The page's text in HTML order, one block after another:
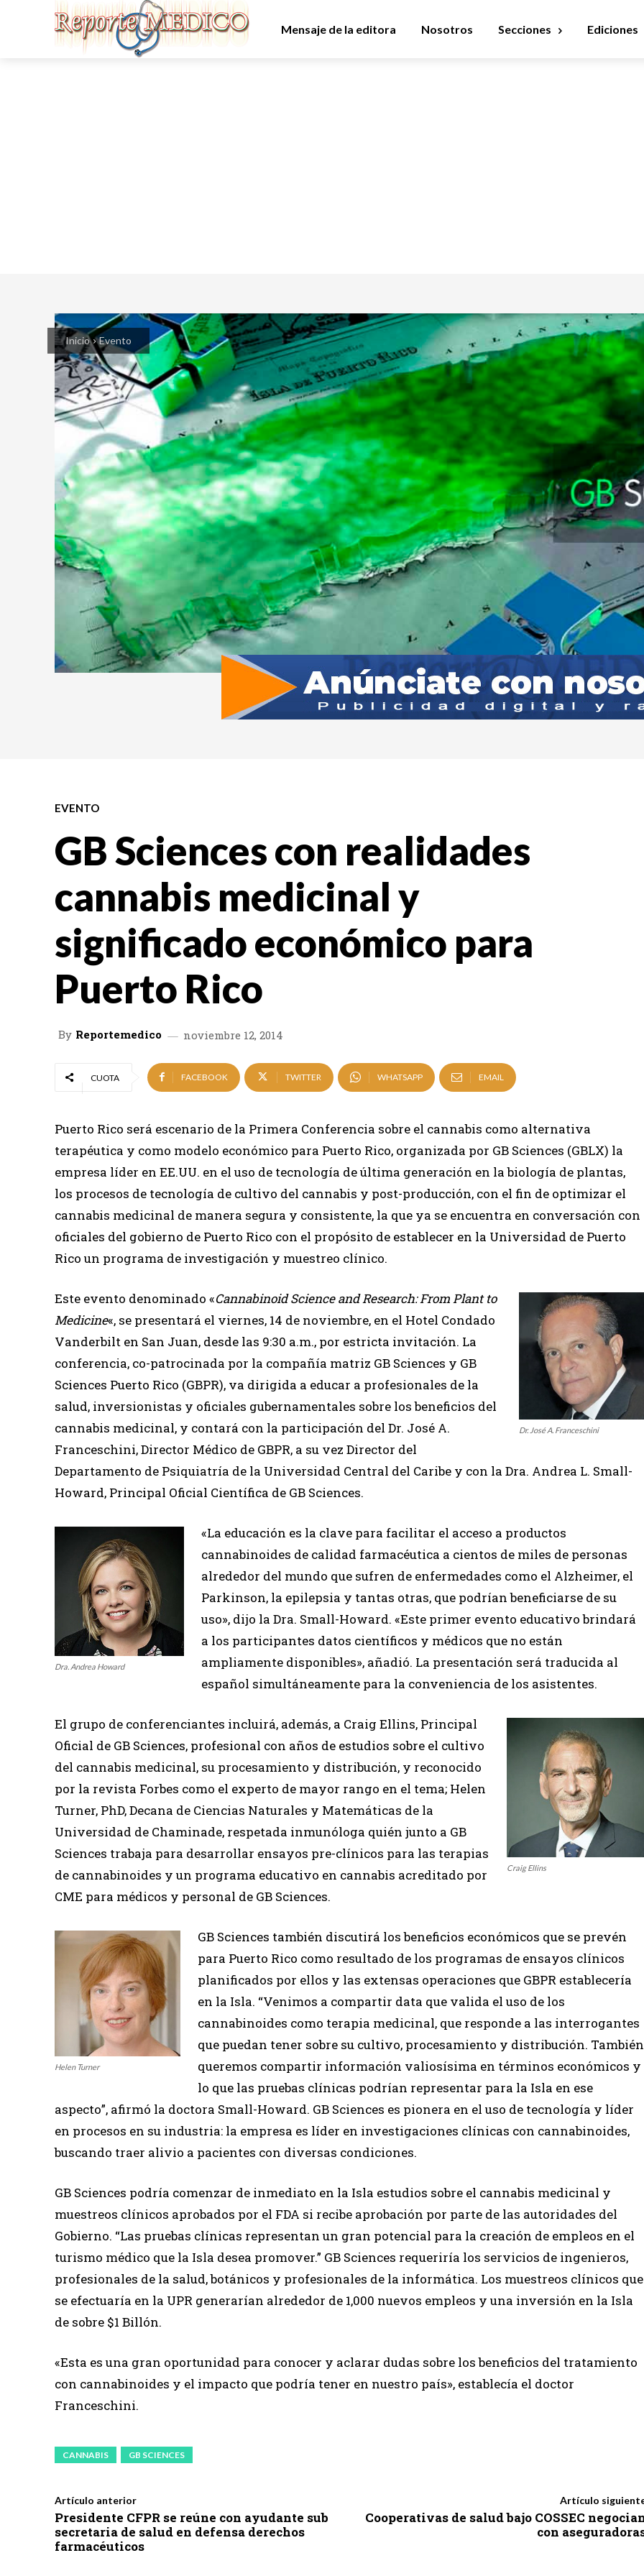
Mensaje de la editora Nosotros Secciones Ediciones
Inicio Evento
EVENTO
GB Sciences con realidades
cannabis medicinal y
significado económico para
Puerto Rico
By Reportemedico noviembre 12, 2014
CUOTA FACEBOOK TWITTER WHATSAPP EMAIL
Puerto Rico será escenario de la Primera Conferencia sobre el cannabis como alternativa
terapéutica y como modelo económico para Puerto Rico, organizada por GB Sciences (GBLX) la
empresa líder en EE.UU. en el uso de tecnología de última generación en la biología de plantas,
los procesos de tecnología de cultivo del cannabis y post-producción, con el fin de optimizar el
cannabis medicinal de manera segura y consistente, la que ya se encuentra en conversación con
oficiales del gobierno de Puerto Rico con el propósito de establecer en la Universidad de Puerto
Rico un programa de investigación y muestreo clínico.
Dr. José A. Franceschini
Este evento denominado «Cannabinoid Science and Research: From Plant to
Medicine«, se presentará el viernes, 14 de noviembre, en el Hotel Condado
Vanderbilt en San Juan, desde las 9:30 a.m., por estricta invitación. La
conferencia, co-patrocinada por la compañía matriz GB Sciences y GB
Sciences Puerto Rico (GBPR), va dirigida a educar a profesionales de la
salud, inversionistas y oficiales gubernamentales sobre los beneficios del
cannabis medicinal, y contará con la participación del Dr. José A.
Franceschini, Director Médico de GBPR, a su vez Director del
Departamento de Psiquiatría de la Universidad Central del Caribe y con la Dra. Andrea L. Small-
Howard, Principal Oficial Científica de GB Sciences.
Dra. Andrea Howard
«La educación es la clave para facilitar el acceso a productos
cannabinoides de calidad farmacéutica a cientos de miles de personas
alrededor del mundo que sufren de enfermedades como el Alzheimer, el
Parkinson, la epilepsia y tantas otras, que podrían beneficiarse de su
uso», dijo la Dra. Small-Howard. «Este primer evento educativo brindará
a los participantes datos científicos y médicos que no están
ampliamente disponibles», añadió. La presentación será traducida al
español simultáneamente para la conveniencia de los asistentes.
Craig Ellins
El grupo de conferenciantes incluirá, además, a Craig Ellins, Principal
Oficial de GB Sciences, profesional con años de estudios sobre el cultivo
del cannabis medicinal, su procesamiento y distribución, y reconocido
por la revista Forbes como el experto de mayor rango en el tema; Helen
Turner, PhD, Decana de Ciencias Naturales y Matemáticas de la
Universidad de Chaminade, respetada inmunóloga quién junto a GB
Sciences trabaja para desarrollar ensayos pre-clínicos para las terapias
de cannabinoides y un programa educativo en cannabis acreditado por
CME para médicos y personal de GB Sciences.
Helen Turner
GB Sciences también discutirá los beneficios económicos que se prevén
para Puerto Rico como resultado de los programas de ensayos clínicos
planificados por ellos y las extensas operaciones que GBPR establecería
en la Isla. “Venimos a compartir data que valida el uso de los
cannabinoides como terapia medicinal, que responde a las interrogantes
que puedan tener sobre su cultivo, procesamiento y distribución. También
queremos compartir información valiosísima en términos económicos y
lo que las pruebas clínicas podrían representar para la Isla en ese
aspecto”, afirmó la doctora Small-Howard. GB Sciences es pionera en el uso de tecnología y líder
en procesos en su industria: la empresa es líder en investigaciones clínicas con cannabinoides,
buscando traer alivio a pacientes con diversas condiciones.
GB Sciences podría comenzar de inmediato en la Isla estudios sobre el cannabis medicinal y
muestreos clínicos aprobados por el FDA si recibe aprobación por parte de las autoridades del
Gobierno. “Las pruebas clínicas representan un gran potencial para la creación de empleos en el
turismo médico que la Isla desea promover.” GB Sciences requeriría los servicios de ingenieros,
profesionales de la salud, botánicos y profesionales de la informática. Los muestreos clínicos que
se efectuaría en la UPR generarían alrededor de 1,000 nuevos empleos y una inversión en la Isla
de sobre $1 Billón.
«Esta es una gran oportunidad para conocer y aclarar dudas sobre los beneficios del tratamiento
con cannabinoides y el impacto que podría tener en nuestro país», establecía el doctor
Franceschini.
CANNABIS GB SCIENCES
Artículo anterior
Presidente CFPR se reúne con ayudante sub
secretaria de salud en defensa derechos
farmacéuticos
Artículo
Cooperativas de salud bajo COSSEC
con